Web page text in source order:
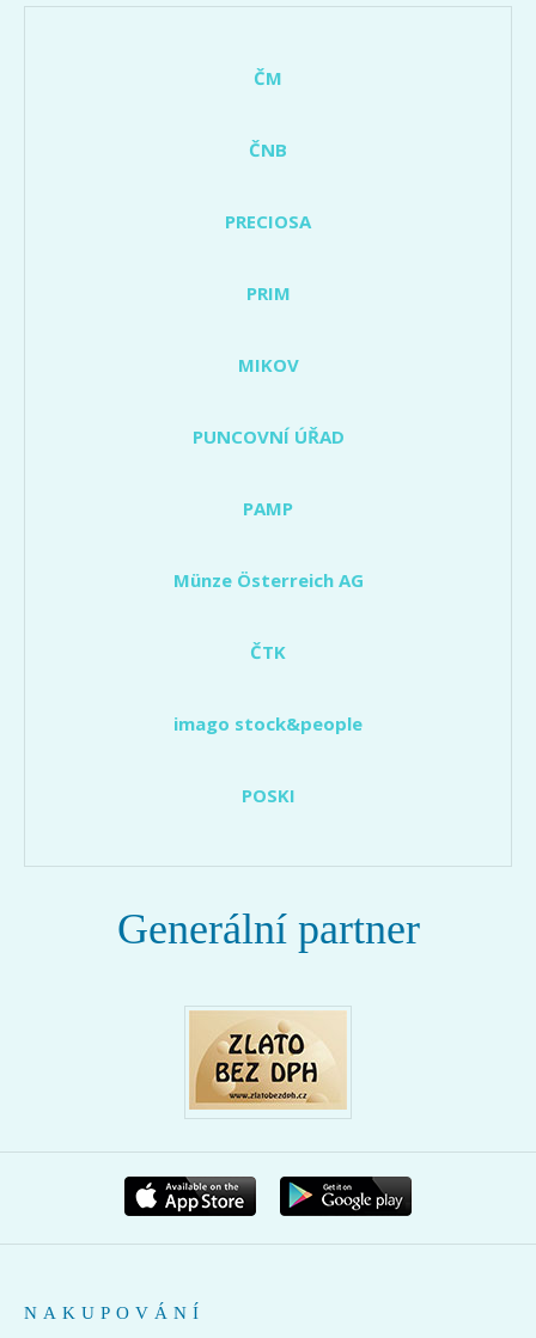
ČM
ČNB
PRECIOSA
PRIM
MIKOV
PUNCOVNÍ ÚŘAD
PAMP
Münze Österreich AG
ČTK
imago stock&people
POSKI
Generální partner
NAKUPOVÁNÍ